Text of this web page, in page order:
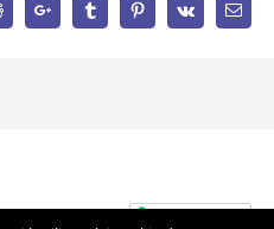
Reddit Google+ Tumblr PinterestVk Email